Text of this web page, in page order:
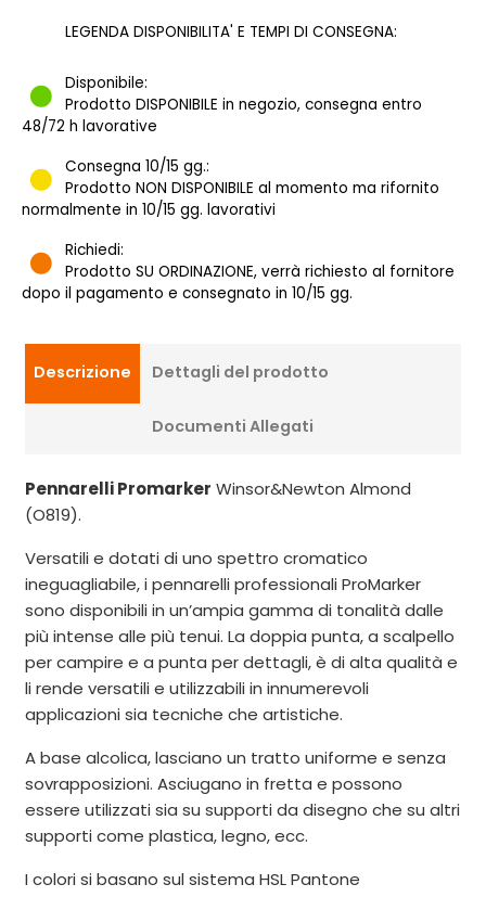
LEGENDA DISPONIBILITA' E TEMPI DI CONSEGNA:
Disponibile:
Prodotto DISPONIBILE in negozio, consegna entro
48/72 h lavorative
Consegna 10/15 gg.:
Prodotto NON DISPONIBILE al momento ma rifornito
normalmente in 10/15 gg. lavorativi
Richiedi:
Prodotto SU ORDINAZIONE, verrà richiesto al fornitore
dopo il pagamento e consegnato in 10/15 gg.
Descrizione Dettagli del prodotto
Documenti Allegati
Pennarelli Promarker Winsor&Newton Almond
(O819).
Versatili e dotati di uno spettro cromatico
ineguagliabile, i pennarelli professionali ProMarker
sono disponibili in un’ampia gamma di tonalità dalle
più intense alle più tenui. La doppia punta, a scalpello
per campire e a punta per dettagli, è di alta qualità e
li rende versatili e utilizzabili in innumerevoli
applicazioni sia tecniche che artistiche.
A base alcolica, lasciano un tratto uniforme e senza
sovrapposizioni. Asciugano in fretta e possono
essere utilizzati sia su supporti da disegno che su altri
supporti come plastica, legno, ecc.
I colori si basano sul sistema HSL Pantone